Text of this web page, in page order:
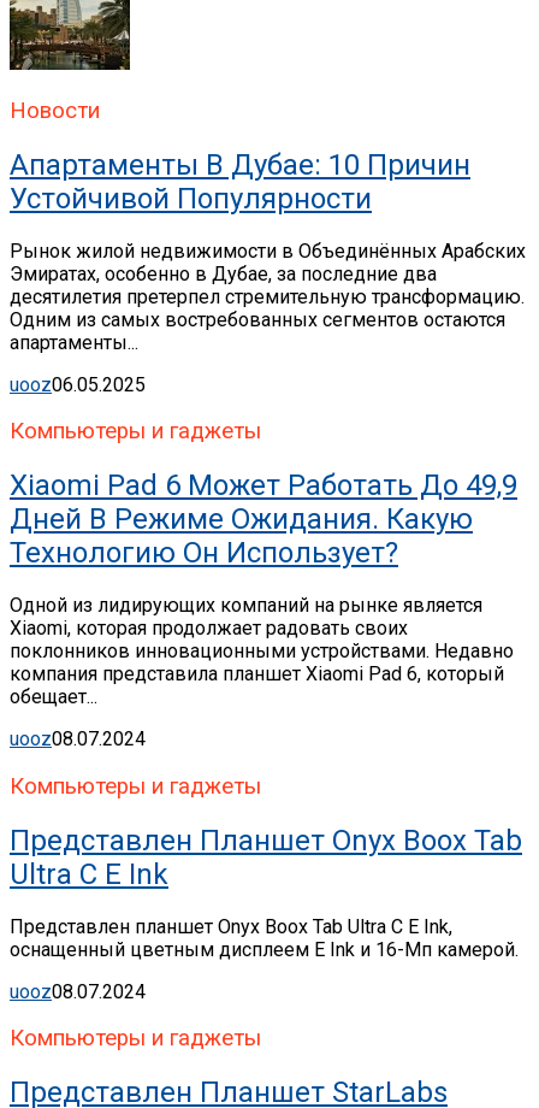
Новости
Апартаменты В Дубае: 10 Причин
Устойчивой Популярности
Рынок жилой недвижимости в Объединённых Арабских
Эмиратах, особенно в Дубае, за последние два
десятилетия претерпел стремительную трансформацию.
Одним из самых востребованных сегментов остаются
апартаменты...
uooz06.05.2025
Компьютеры и гаджеты
Xiaomi Pad 6 Может Работать До 49,9
Дней В Режиме Ожидания. Какую
Технологию Он Использует?
Одной из лидирующих компаний на рынке является
Xiaomi, которая продолжает радовать своих
поклонников инновационными устройствами. Недавно
компания представила планшет Xiaomi Pad 6, который
обещает...
uooz08.07.2024
Компьютеры и гаджеты
Представлен Планшет Onyx Boox Tab
Ultra C E Ink
Представлен планшет Onyx Boox Tab Ultra C E Ink,
оснащенный цветным дисплеем E Ink и 16-Мп камерой.
uooz08.07.2024
Компьютеры и гаджеты
Представлен Планшет StarLabs